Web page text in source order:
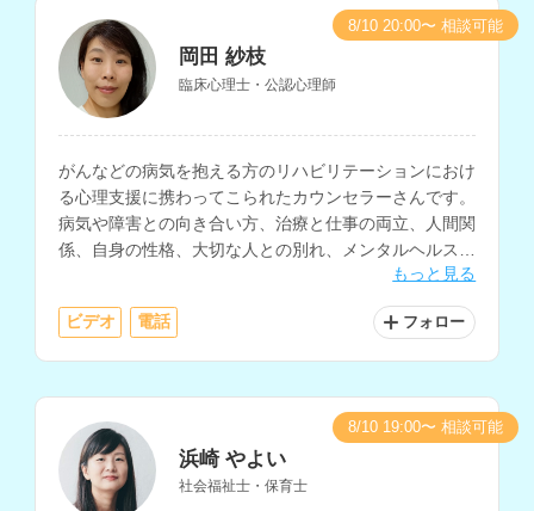
岡田 紗枝
臨床心理士・公認心理師
がんなどの病気を抱える方のリハビリテーションにおけ
る心理支援に携わってこられたカウンセラーさんです。
病気や障害との向き合い方、治療と仕事の両立、人間関
係、自身の性格、大切な人との別れ、メンタルヘルス、
家族関係、介護についての相談等に対応されています。
もっと見る
ビデオ 電話 フォロー
8/10 20:00〜 相談可能
浜崎 やよい
社会福祉士・保育士
8/10 19:00〜 相談可能